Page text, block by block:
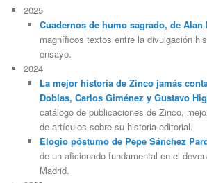
2025
Cuadernos de humo sagrado, de Alan
magníficos textos entre la divulgación
ensayo.
2024
La mejor historia de Zinco jamás
Doblas, Carlos Giménez y Gustavo
catálogo de publicaciones de Zinco,
de artículos sobre su historia editorial.
Elogio póstumo de Pepe Sánchez
de un aficionado fundamental en el
Madrid.